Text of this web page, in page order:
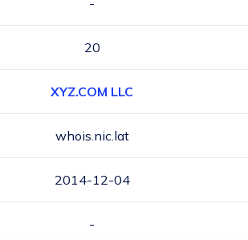
-
20
XYZ.COM LLC
whois.nic.lat
2014-12-04
-